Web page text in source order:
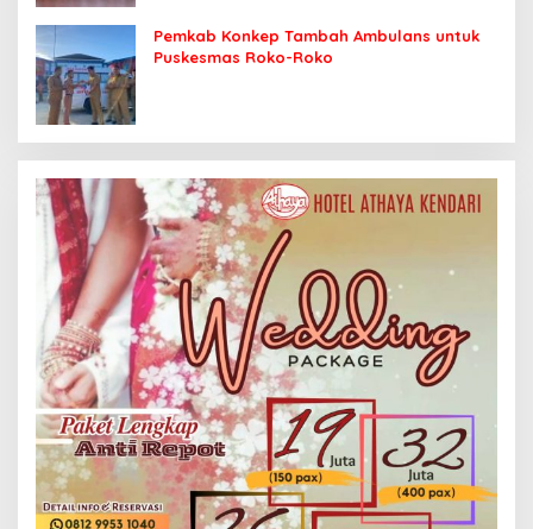
Pemkab Konkep Tambah Ambulans untuk
Puskesmas Roko-Roko